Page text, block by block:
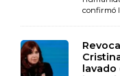
confirmó